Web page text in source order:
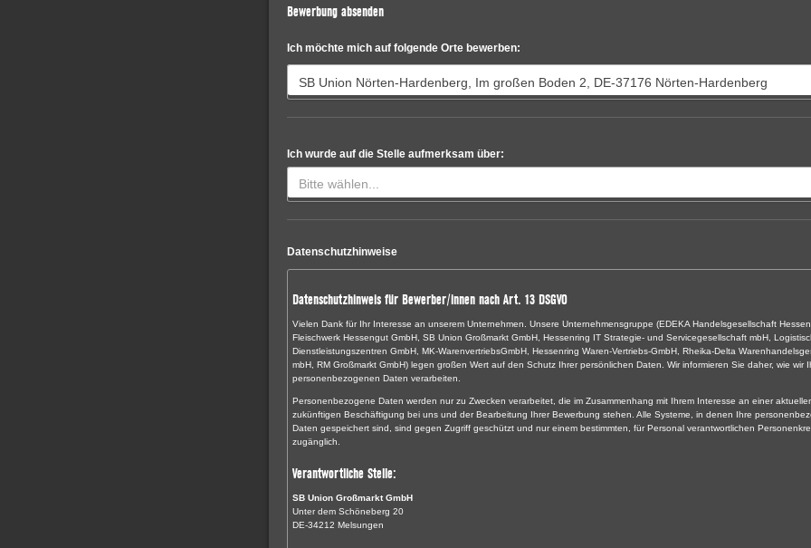
Bewerbung absenden
Ich möchte mich auf folgende Orte bewerben:
SB Union Nörten-Hardenberg, Im großen Boden 2, DE-37176 Nörten-Hardenberg
Ich wurde auf die Stelle aufmerksam über:
Bitte wählen...
Datenschutzhinweise
Datenschutzhinweis für Bewerber/innen nach Art. 13 DSGVO
Vielen Dank für Ihr Interesse an unserem Unternehmen. Unsere Unternehmensgruppe (EDEKA Handelsgesellschaft
Fleischwerk Hessengut GmbH, SB Union Großmarkt GmbH, Hessenring IT Strategie- und Servicegesellschaft mbH,
Dienstleistungszentren GmbH, MK-WarenvertriebsGmbH, Hessenring Waren-Vertriebs-GmbH, Rheika-Delta
mbH, RM Großmarkt GmbH) legen großen Wert auf den Schutz Ihrer persönlichen Daten. Wir informieren Sie daher, wie wir
personenbezogenen Daten verarbeiten.
Personenbezogene Daten werden nur zu Zwecken verarbeitet, die im Zusammenhang mit Ihrem Interesse an einer
zukünftigen Beschäftigung bei uns und der Bearbeitung Ihrer Bewerbung stehen. Alle Systeme, in denen Ihre
Daten gespeichert sind, sind gegen Zugriff geschützt und nur einem bestimmten, für Personal verantwortlichen
zugänglich.
Verantwortliche Stelle:
SB Union Großmarkt GmbH
Unter dem Schöneberg 20
DE-34212 Melsungen